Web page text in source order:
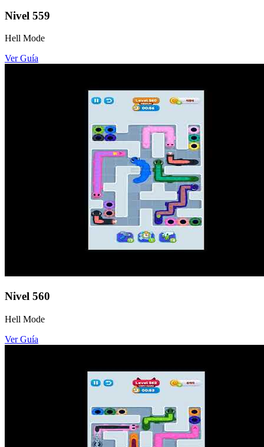
Nivel 559
Hell Mode
Ver Guía
Nivel 560
Hell Mode
Ver Guía